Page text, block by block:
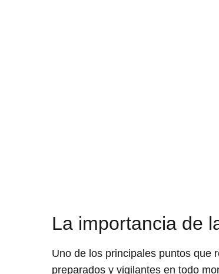
La importancia de
Uno de los principales puntos que
preparados y vigilantes en todo